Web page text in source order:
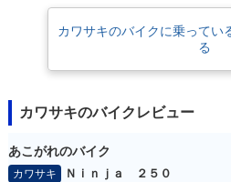
カワサキのバイクに乗ってい
る
カワサキのバイクレビュー
あこがれのバイク
カワサキ
Ｎｉｎｊａ ２５０